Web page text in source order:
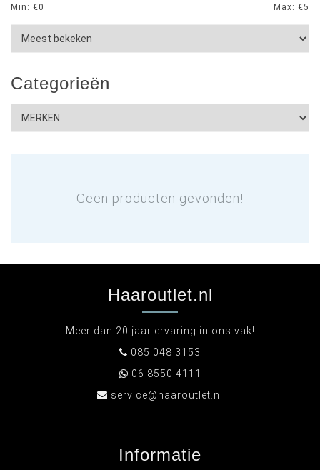
Min: €0 Max: €5
Categorieën
Geen producten gevonden!
Haaroutlet.nl
Meer dan 20 jaar ervaring in ons vak!
085 048 3153
06 8550 4111
service@haaroutlet.nl
Informatie